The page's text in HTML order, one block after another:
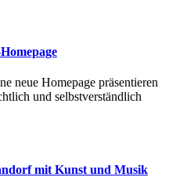
neue Homepage präsentieren
und selbstverständlich
mit Kunst und Musik